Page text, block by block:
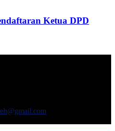
Ketua DPD